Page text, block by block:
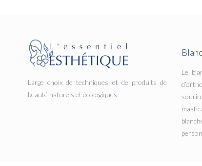
Large choix de techniques et de produits de
beauté naturels et écologiques
Le